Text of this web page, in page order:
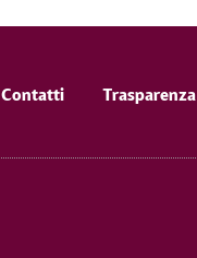
Contatti Trasparenza